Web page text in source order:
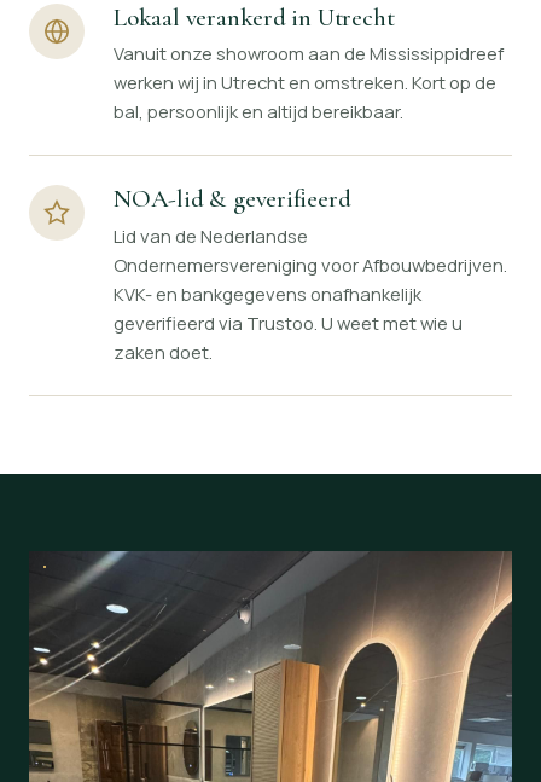
Lokaal verankerd in Utrecht
Vanuit onze showroom aan de Mississippidreef
werken wij in Utrecht en omstreken. Kort op de
bal, persoonlijk en altijd bereikbaar.
NOA-lid & geverifieerd
Lid van de Nederlandse
Ondernemersvereniging voor Afbouwbedrijven.
KVK- en bankgegevens onafhankelijk
geverifieerd via Trustoo. U weet met wie u
zaken doet.